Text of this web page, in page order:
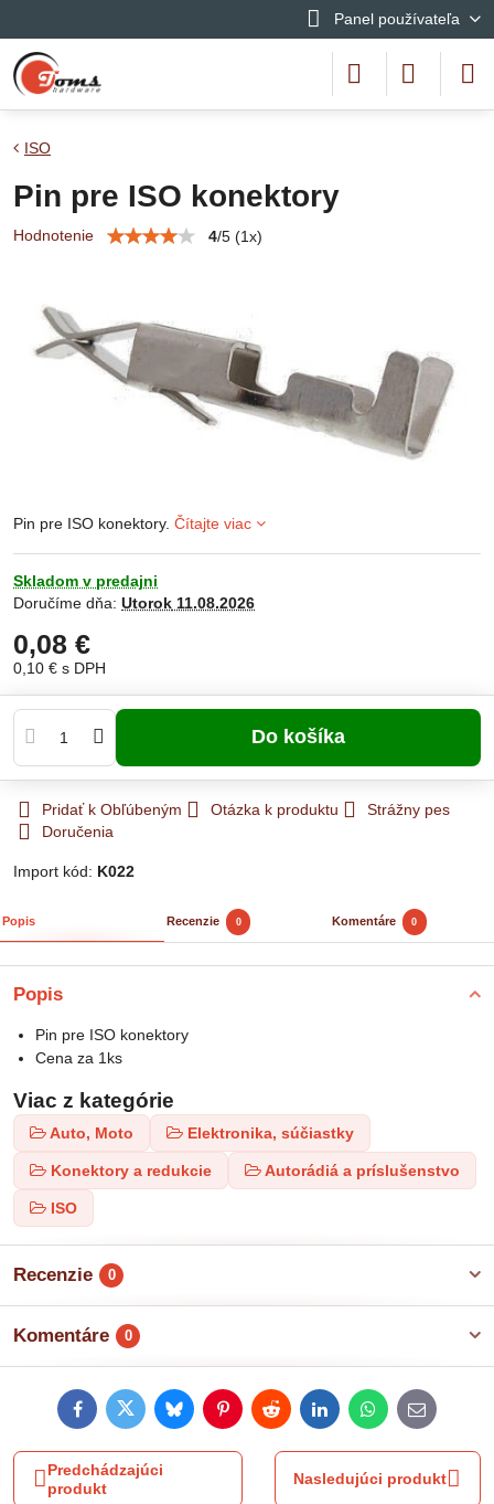
Panel používateľa
ISO
Pin pre ISO konektory
Hodnotenie 4/5 (1x)
Pin pre ISO konektory. Čítajte viac
Skladom v predajni
Doručíme dňa: Utorok 11.08.2026
0,08 €
0,10 € s DPH
Do košíka
Pridať k Obľúbeným Otázka k produktu
Strážny pes
Doručenia
Import kód: K022
Popis Recenzie 0 Komentáre 0
Popis
Pin pre ISO konektory
Cena za 1ks
Viac z kategórie
Auto, Moto Elektronika, súčiastky
Konektory a redukcie Autorádiá a príslušenstvo
ISO
Recenzie 0
Komentáre 0
FacebookTwitterBlueskyPinterestRedditLinkedInWhatsApp
E-
mail
Predchádzajúci
produkt
Nasledujúci produkt